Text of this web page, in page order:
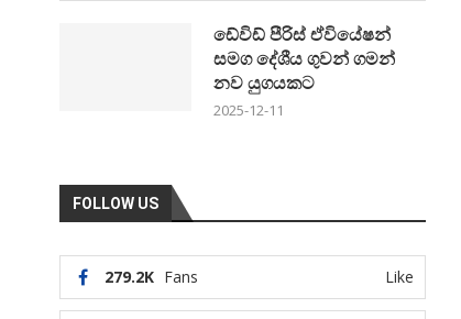
ඩේවිඩ් පීරිස් ඒවියේෂන්
සමග දේශීය ගුවන් ගමන්
නව යුගයකට
2025-12-11
FOLLOW US
279.2K Fans Like